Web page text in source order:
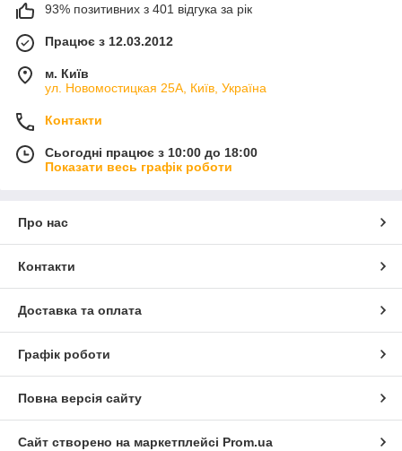
93% позитивних з 401 відгука за рік
Працює з 12.03.2012
м. Київ
ул. Новомостицкая 25А, Київ, Україна
Контакти
Сьогодні працює з 10:00 до 18:00
Показати весь графік роботи
Про нас
Контакти
Доставка та оплата
Графік роботи
Повна версія сайту
Сайт створено на маркетплейсі Prom.ua